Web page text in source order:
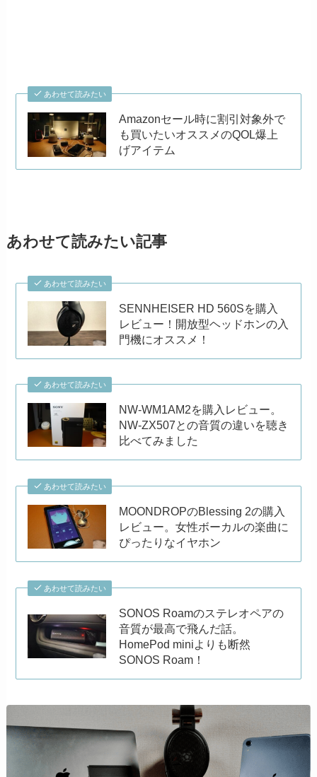
あわせて読みたい
Amazonセール時に割引対象外で
も買いたいオススメのQOL爆上
げアイテム
あわせて読みたい記事
あわせて読みたい
SENNHEISER HD 560Sを購入
レビュー！開放型ヘッドホンの入
門機にオススメ！
あわせて読みたい
NW-WM1AM2を購入レビュー。
NW-ZX507との音質の違いを聴き
比べてみました
あわせて読みたい
MOONDROPのBlessing 2の購入
レビュー。女性ボーカルの楽曲に
ぴったりなイヤホン
あわせて読みたい
SONOS Roamのステレオペアの
音質が最高で飛んだ話。
HomePod miniよりも断然
SONOS Roam！